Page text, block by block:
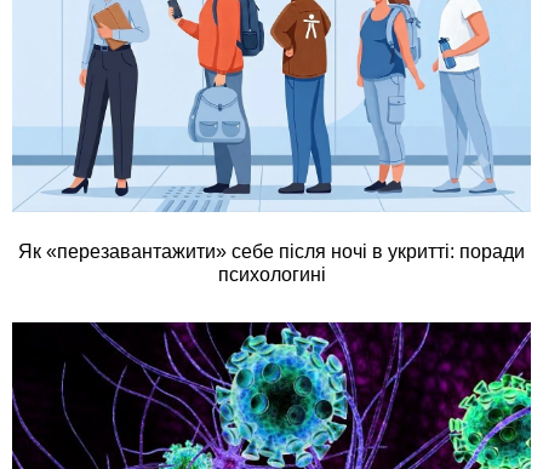
Як «перезавантажити» себе після ночі в укритті: поради
психологині